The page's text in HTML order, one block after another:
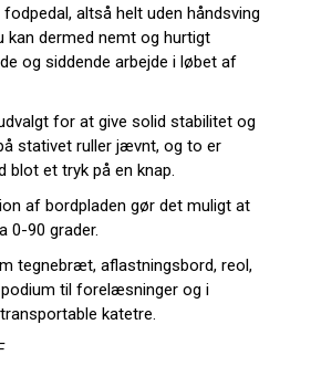
altså helt uden håndsving
kan dermed nemt og hurtigt
og siddende arbejde i løbet af
for at give solid stabilitet og
stativet ruller jævnt, og to er
blot et tryk på en knap.
af bordpladen gør det muligt at
0-90 grader.
tegnebræt, aflastningsbord, reol,
til forelæsninger og i
katetre.